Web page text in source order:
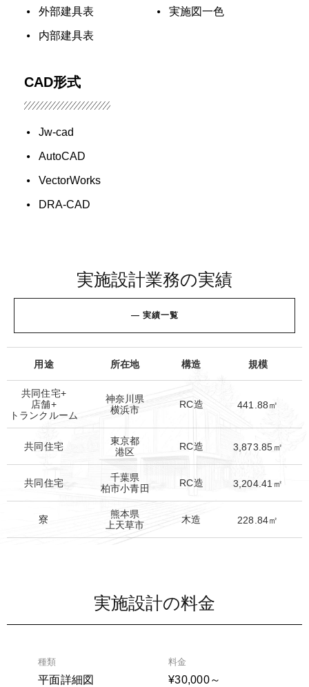
外部建具表
内部建具表
実施図一色
CAD形式
Jw-cad
AutoCAD
VectorWorks
DRA-CAD
実施設計業務の実績
— 実績一覧
用途 所在地 構造 規模
共同住宅+
店舗+
トランクルーム
神奈川県
横浜市
RC造 441.88㎡
共同住宅
東京都
港区
RC造 3,873.85㎡
共同住宅
千葉県
柏市小青田
RC造 3,204.41㎡
寮
熊本県
上天草市
木造 228.84㎡
実施設計の料金
種類
平面詳細図
料金
¥30,000～